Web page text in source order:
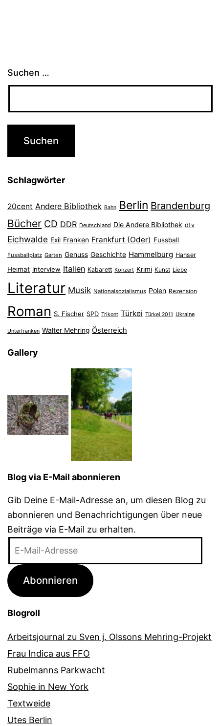
Suchen …
Schlagwörter
20cent Andere Bibliothek Bahn Berlin Brandenburg
Bücher CD DDR Deutschland Die Andere Bibliothek dtv
Eichwalde Exil Franken Frankfurt (Oder) Fussball
Fussballplatz Garten Genuss Geschichte Hammelburg Hanser
Heimat Interview Italien Kabarett Konzert Krimi Kunst Liebe
Literatur Musik Nationalsozialismus Polen Rezension
Roman S. Fischer SPD Trikont Türkei Türkei 2011 Ukraine
Unterfranken Walter Mehring Österreich
Gallery
Blog via E-Mail abonnieren
Gib Deine E-Mail-Adresse an, um diesen Blog zu
abonnieren und Benachrichtigungen über neue
Beiträge via E-Mail zu erhalten.
Adresse
Abonnieren
Blogroll
Arbeitsjournal zu Sven j. Olssons Mehring-Projekt
Frau Indica aus FFO
Rubelmanns Parkwacht
Sophie in New York
Textweide
Utes Berlin